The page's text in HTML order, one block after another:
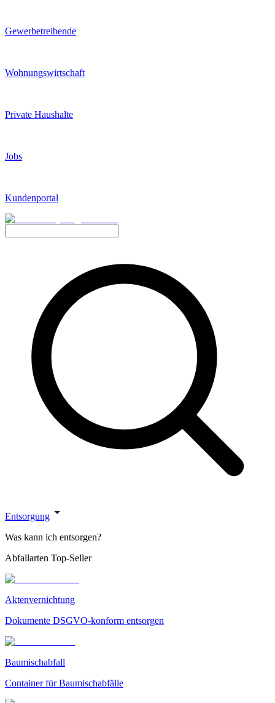
Gewerbetreibende
Wohnungswirtschaft
Private Haushalte
Jobs
Kundenportal
Entsorgung
Was kann ich entsorgen?
Abfallarten Top-Seller
Aktenvernichtung
Dokumente DSGVO-konform entsorgen
Baumischabfall
Container für Baumischabfälle